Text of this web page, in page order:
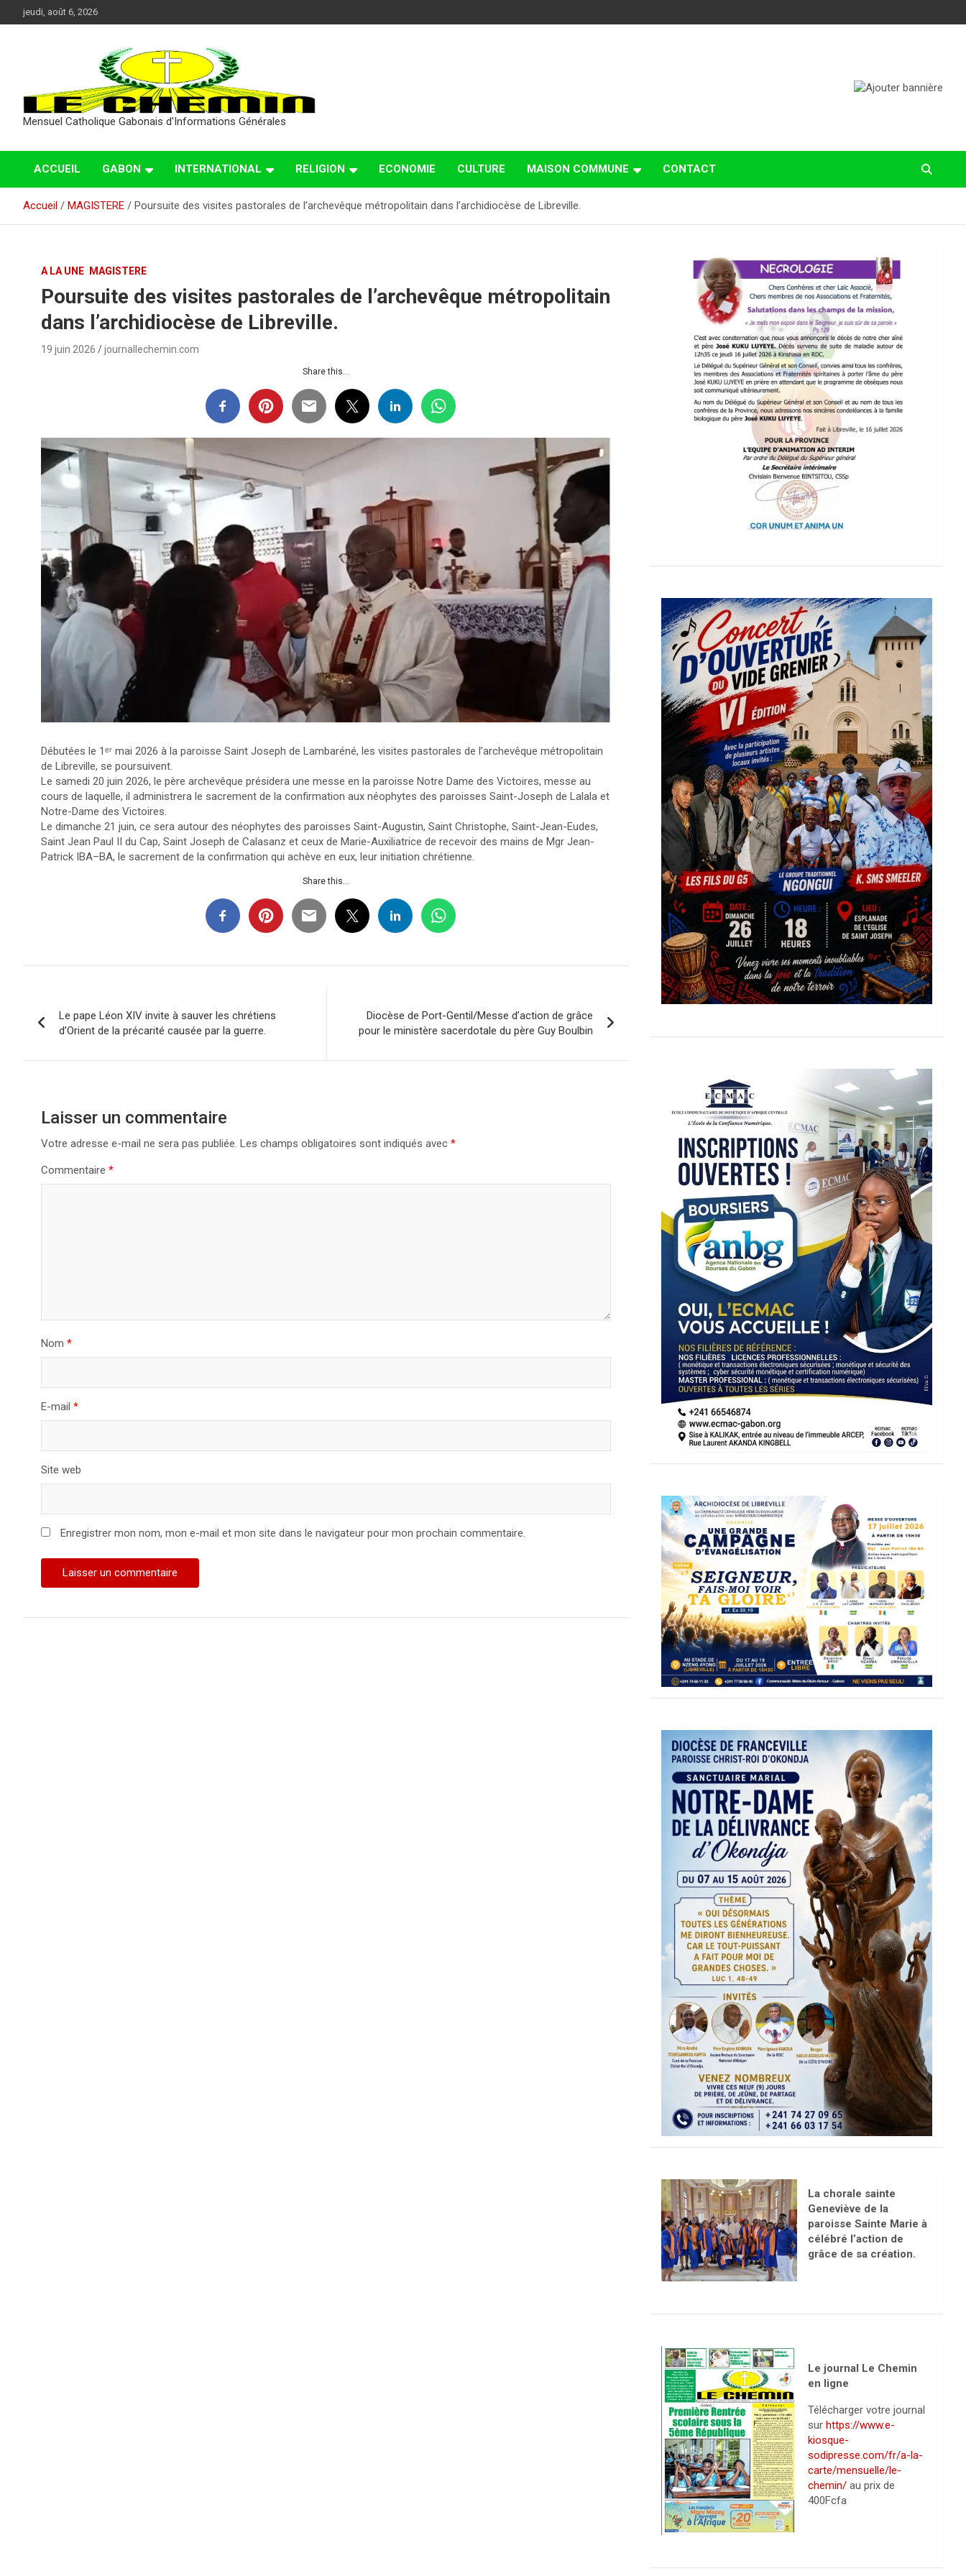
au
jeudi, août 6, 2026
Mensuel Catholique Gabonais d'Informations Générales
ACCUEIL GABON INTERNATIONAL RELIGION ECONOMIE CULTURE MAISON COMMUNE CONTACT
Accueil MAGISTERE Poursuite des visites pastorales de l’archevêque métropolitain dans l’archidiocèse de Libreville.
A LA UNE MAGISTERE
Poursuite des visites pastorales de l’archevêque métropolitain
dans l’archidiocèse de Libreville.
19 juin 2026 journallechemin.com
Share this...
Débutées le 1ᵉʳ mai 2026 à la paroisse Saint Joseph de Lambaréné, les visites pastorales de l’archevêque métropolitain
de Libreville, se poursuivent.
Le samedi 20 juin 2026, le père archevêque présidera une messe en la paroisse Notre Dame des Victoires, messe au
cours de laquelle, il administrera le sacrement de la confirmation aux néophytes des paroisses Saint-Joseph de Lalala et
Notre-Dame des Victoires.
Le dimanche 21 juin, ce sera autour des néophytes des paroisses Saint-Augustin, Saint Christophe, Saint-Jean-Eudes,
Saint Jean Paul II du Cap, Saint Joseph de Calasanz et ceux de Marie-Auxiliatrice de recevoir des mains de Mgr Jean-
Patrick IBA–BA, le sacrement de la confirmation qui achève en eux, leur initiation chrétienne.
Share this...
de
l’article
Le pape Léon XIV invite à sauver les chrétiens
d’Orient de la précarité causée par la guerre.
Diocèse de Port-Gentil/Messe d’action de grâce
pour le ministère sacerdotale du père Guy Boulbin
Laisser un commentaire
Votre adresse e-mail ne sera pas publiée. Les champs obligatoires sont indiqués avec *
Commentaire *
Nom *
E-mail *
Site web
Enregistrer mon nom, mon e-mail et mon site dans le navigateur pour mon prochain commentaire.
La chorale sainte
Geneviève de la
paroisse Sainte Marie à
célébré l’action de
grâce de sa création.
Le journal Le Chemin
en ligne
Télécharger votre journal
sur https://www.e-
kiosque-
sodipresse.com/fr/a-la-
carte/mensuelle/le-
chemin/au prix de
400Fcfa